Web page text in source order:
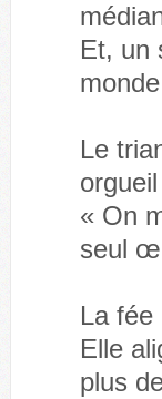
Et, un
Le
« On
seul
La fée
Elle
plus